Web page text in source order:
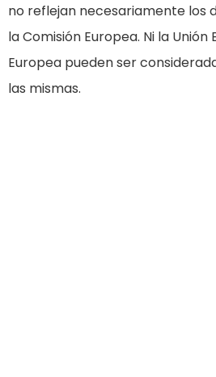
no reflejan necesariamente los
la Comisión Europea. Ni la
Europea pueden ser
las mismas.